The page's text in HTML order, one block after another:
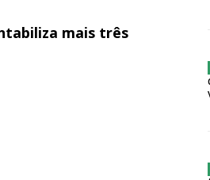
mais três